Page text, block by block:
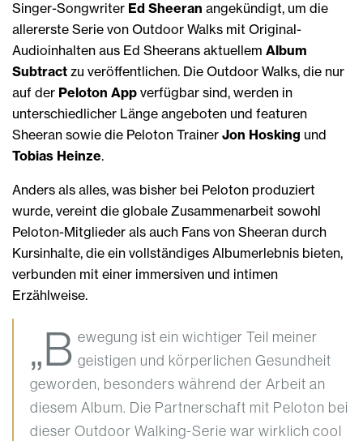
Singer-Songwriter Ed Sheeran angekündigt, um die
allererste Serie von Outdoor Walks mit Original-
Audioinhalten aus Ed Sheerans aktuellem Album
Subtract zu veröffentlichen. Die Outdoor Walks, die nur
auf der Peloton App verfügbar sind, werden in
unterschiedlicher Länge angeboten und featuren
Sheeran sowie die Peloton Trainer Jon Hosking und
Tobias Heinze.
Anders als alles, was bisher bei Peloton produziert
wurde, vereint die globale Zusammenarbeit sowohl
Peloton-Mitglieder als auch Fans von Sheeran durch
Kursinhalte, die ein vollständiges Albumerlebnis bieten,
verbunden mit einer immersiven und intimen
Erzählweise.
„B ewegung ist ein wichtiger Teil meiner
geistigen und körperlichen Gesundheit
geworden, besonders während der Arbeit an
diesem Album. Die Partnerschaft mit Peloton bei
dieser Outdoor Walking-Serie war wirklich cool